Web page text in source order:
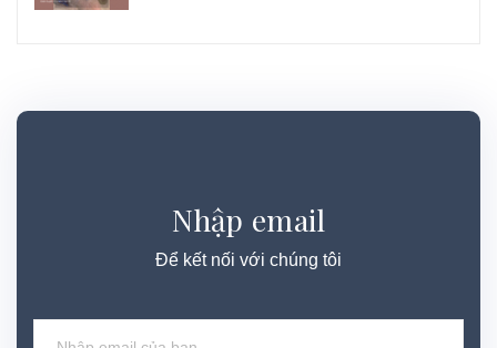
Nhập email
Để kết nối với chúng tôi